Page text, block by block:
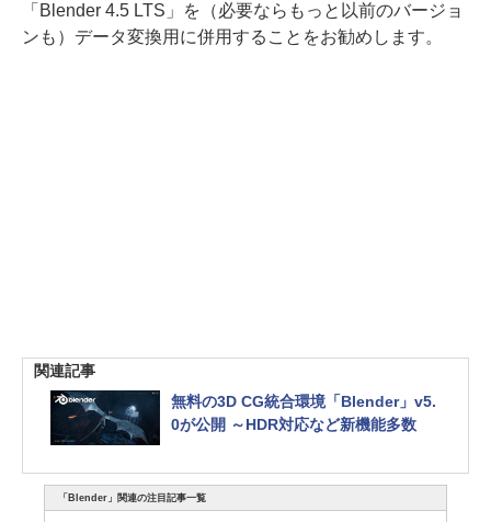
「Blender 4.5 LTS」を（必要ならもっと以前のバージョ
ンも）データ変換用に併用することをお勧めします。
関連記事
無料の3D CG統合環境「Blender」v5.
0が公開 ～HDR対応など新機能多数
「Blender」関連の注目記事一覧